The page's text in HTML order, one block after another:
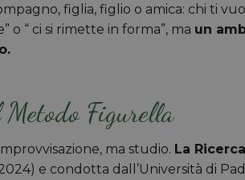
figlia, figlio o amica: chi ti
o “ ci si rimette in forma”, ma un
Figurella
ma studio. La
e condotta dall’Università di